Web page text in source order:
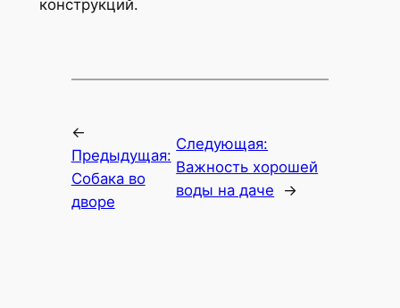
конструкций.
←
Предыдущая:
Собака во
дворе
Следующая:
Важность хорошей
воды на даче
→